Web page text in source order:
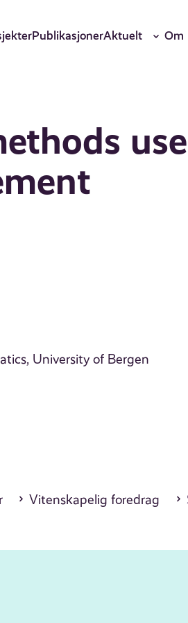
PublikasjonerAktuelt Om
University of Bergen
Vitenskapelig foredrag